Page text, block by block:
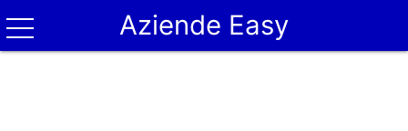
Aziende Easy